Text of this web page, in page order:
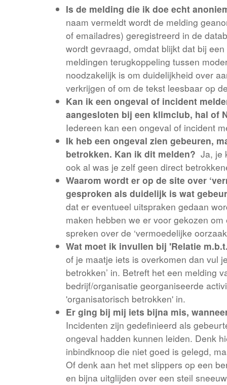
Is de melding die ik doe echt
naam vermeldt wordt de melding
of emailadres) geregistreerd in de
wordt gevraagd, omdat blijkt dat bij
meldingen terugkoppeling tussen
noodzakelijk is om duidelijkheid over
verkrijgen of om de tekst leesbaar op
Kan ik een ongeval of incident
aangesloten bij een klimclub, hal of
Iedereen kan een ongeval of incident
Ik heb een ongeval zien gebeuren,
betrokken. Kan ik dit melden? Ja, je
ook al was je zelf geen direct
Waarom wordt er op de site over
gesproken als duidelijk is wat
dat er eventueel uitspraken gedaan
maken hebben we er voor gekozen
spreken over de ‘vermoedelijke
Wat moet ik invullen bij 'Relatie
of je maatje iets is overkomen dan vul
betrokken’ in. Betreft het een melding
bedrijf/organisatie georganiseerde
'organisatorisch betrokken' in.
Er ging bij mij iets bijna mis,
Incidenten zijn gedefinieerd als
ongeval hadden kunnen leiden. Denk
inbindknoop die niet goed is gelegd,
Of denk aan het met slippers op een
en bijna uitglijden over een steil